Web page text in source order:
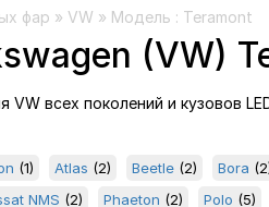
фар » VW » Модель : Teramont
(VW)
всех поколений и кузовов
(1) Atlas (2) Beetle (2) Bora
NMS (2) Phaeton (2) Polo (5)